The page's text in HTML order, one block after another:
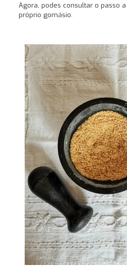
Agora, podes consultar o passo
próprio gomásio.